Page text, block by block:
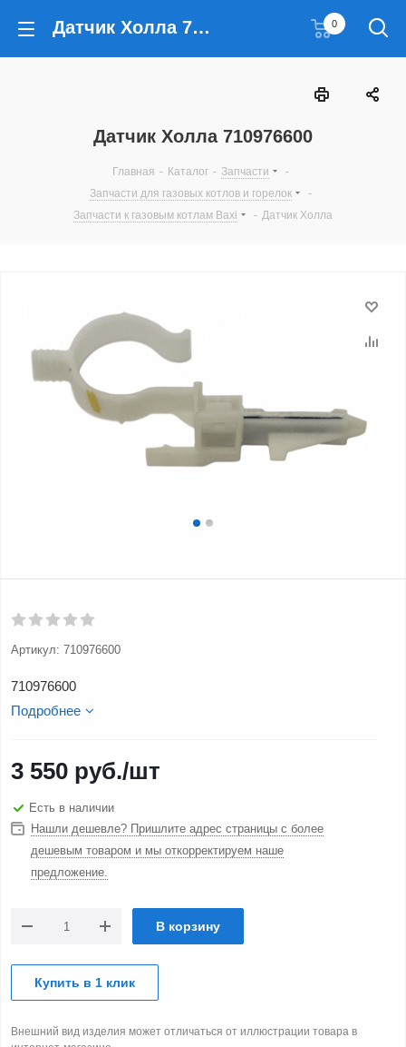
Датчик Холла 710976600 0
Датчик Холла 710976600
Главная - Каталог - Запчасти
-
Запчасти для газовых котлов и горелок
-
Запчасти к газовым котлам Baxi
- Датчик Холла
Артикул: 710976600
710976600
Подробнее
3 550 руб./шт
Есть в наличии
Нашли дешевле? Пришлите адрес страницы с более
дешевым товаром и мы откорректируем наше
предложение.
В корзину
Купить в 1 клик
Внешний вид изделия может отличаться от иллюстрации товара в